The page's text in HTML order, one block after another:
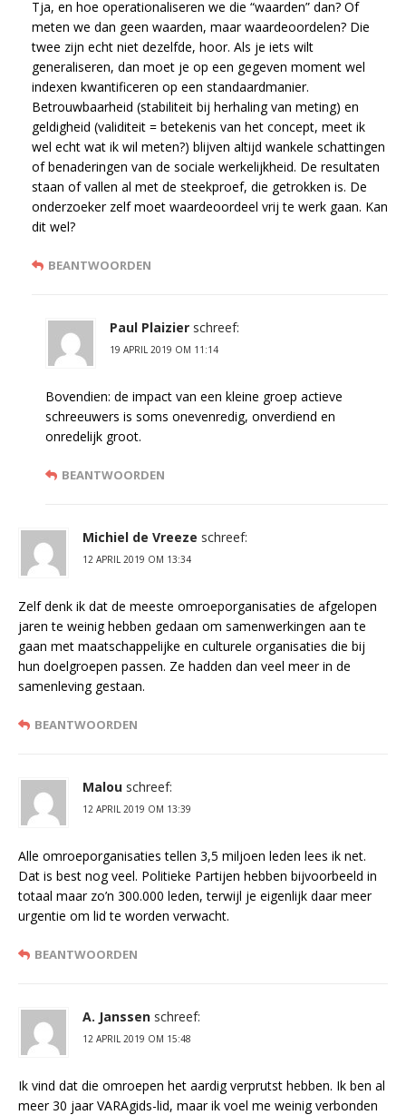
Tja, en hoe operationaliseren we die “waarden” dan? Of
meten we dan geen waarden, maar waardeoordelen? Die
twee zijn echt niet dezelfde, hoor. Als je iets wilt
generaliseren, dan moet je op een gegeven moment wel
indexen kwantificeren op een standaardmanier.
Betrouwbaarheid (stabiliteit bij herhaling van meting) en
geldigheid (validiteit = betekenis van het concept, meet ik
wel echt wat ik wil meten?) blijven altijd wankele schattingen
of benaderingen van de sociale werkelijkheid. De resultaten
staan of vallen al met de steekproef, die getrokken is. De
onderzoeker zelf moet waardeoordeel vrij te werk gaan. Kan
dit wel?
BEANTWOORDEN
Paul Plaizier schreef:
19 APRIL 2019 OM 11:14
Bovendien: de impact van een kleine groep actieve
schreeuwers is soms onevenredig, onverdiend en
onredelijk groot.
BEANTWOORDEN
Michiel de Vreeze schreef:
12 APRIL 2019 OM 13:34
Zelf denk ik dat de meeste omroeporganisaties de afgelopen
jaren te weinig hebben gedaan om samenwerkingen aan te
gaan met maatschappelijke en culturele organisaties die bij
hun doelgroepen passen. Ze hadden dan veel meer in de
samenleving gestaan.
BEANTWOORDEN
Malou schreef:
12 APRIL 2019 OM 13:39
Alle omroeporganisaties tellen 3,5 miljoen leden lees ik net.
Dat is best nog veel. Politieke Partijen hebben bijvoorbeeld in
totaal maar zo’n 300.000 leden, terwijl je eigenlijk daar meer
urgentie om lid te worden verwacht.
BEANTWOORDEN
A. Janssen schreef:
12 APRIL 2019 OM 15:48
Ik vind dat die omroepen het aardig verprutst hebben. Ik ben al
meer 30 jaar VARAgids-lid, maar ik voel me weinig verbonden